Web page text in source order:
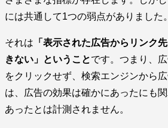
には共通して1つの弱点がありました。
それは 「表示された広告からリンク
きない」ということです。つまり、
をクリックせず、検索エンジンから
は、広告の効果は確かにあったにも
あったとは計測されません。